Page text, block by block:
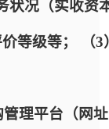
状况（实收
等级等；
理平台（网